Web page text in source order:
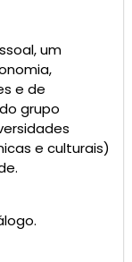
um
e de
grupo
e culturais)